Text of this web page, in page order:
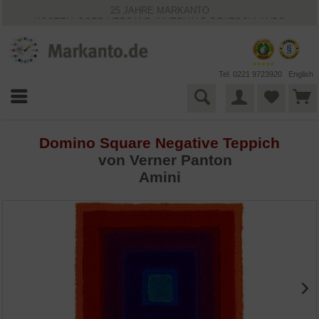
25 JAHRE MARKANTO
KOSTENLOSER VERSAND INNERHALB DEUTSCHLANDS
VIELFÄLTIGE ZAHLUNGSMÖGLICHKEITEN
BESTPRICE-GARANTIE
Tel. 0221 9723920 English
Domino Square Negative Teppich
von Verner Panton
Amini